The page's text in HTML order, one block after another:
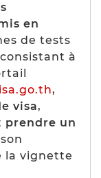
en
de tests
consistant à
,
visa,
prendre un
la vignette